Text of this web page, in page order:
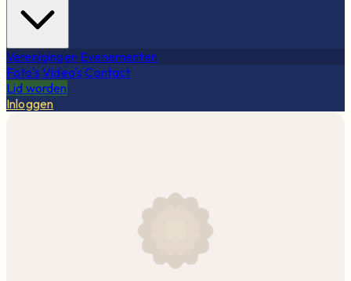
Verenigingen Evenementen
Foto's Video's Contact
Lid worden
Inloggen